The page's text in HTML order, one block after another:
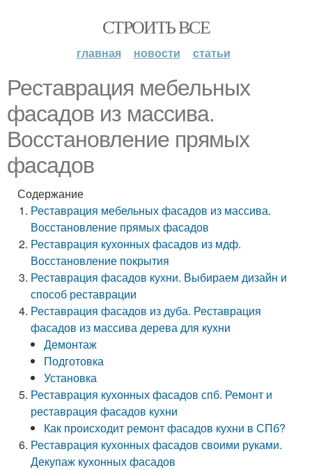
СТРОИТЬ ВСЕ
главная новости статьи
Реставрация мебельных
фасадов из массива.
Восстановление прямых
фасадов
Содержание
Реставрация мебельных фасадов из массива.
Восстановление прямых фасадов
Реставрация кухонных фасадов из мдф.
Восстановление покрытия
Реставрация фасадов кухни. Выбираем дизайн и
способ реставрации
Реставрация фасадов из дуба. Реставрация
фасадов из массива дерева для кухни
Демонтаж
Подготовка
Установка
Реставрация кухонных фасадов спб. Ремонт и
реставрация фасадов кухни
Как происходит ремонт фасадов кухни в СПб?
Реставрация кухонных фасадов своими руками.
Декупаж кухонных фасадов